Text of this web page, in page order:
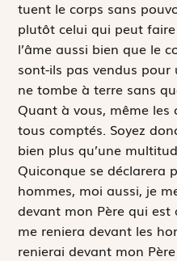
tuent le corps sans
plutôt celui qui peut
l’âme aussi bien que le
sont-ils pas vendus pour
ne tombe à terre sans
Quant à vous, même
tous comptés. Soyez
bien plus qu’une
Quiconque se déclarera
hommes, moi aussi, je
devant mon Père qui est
me reniera devant les
renierai devant mon